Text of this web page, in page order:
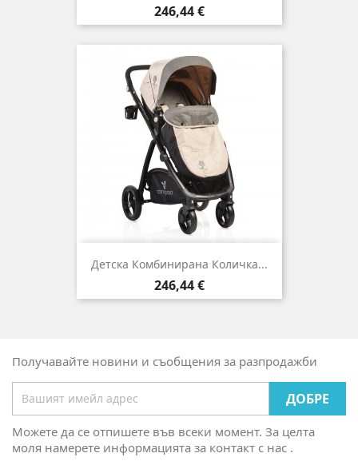
Цена
246,44 €
Детска Комбинирана Количка...
Цена
246,44 €
Получавайте новини и съобщения за разпродажби
Можете да се отпишете във всеки момент. За целта
моля намерете информацията за контакт с нас .